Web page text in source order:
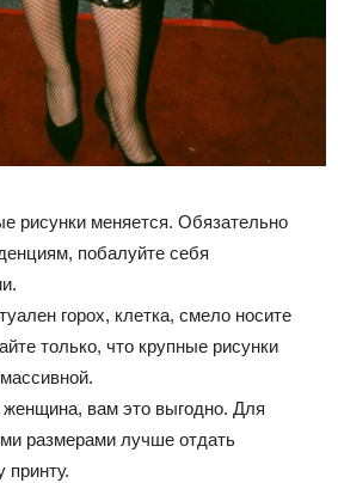
рисунки меняется. Обязательно
побалуйте себя
горох, клетка, смело носите
только, что крупные рисунки
вам это выгодно. Для
размерами лучше отдать
принту.